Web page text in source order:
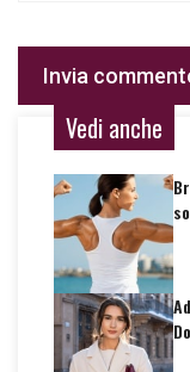
Vedi anche